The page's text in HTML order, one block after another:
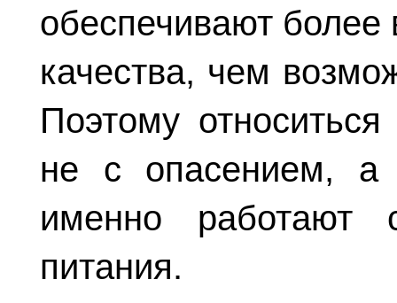
обеспечивают более
качества, чем
Поэтому
не с опасением, а
именно работают
питания.